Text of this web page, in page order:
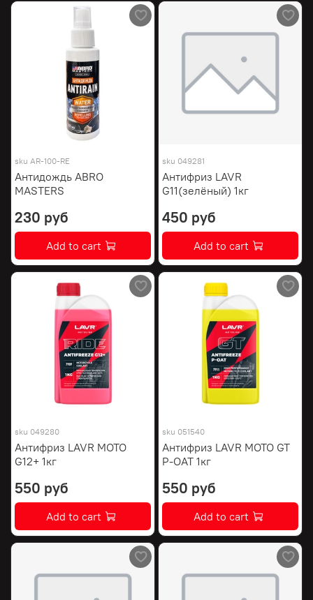
sku AR-100-RE
Антидождь ABRO
MASTERS
230 руб
Add to cart
sku 049281
Антифриз LAVR
G11(зелёный) 1кг
450 руб
Add to cart
sku 049280
Антифриз LAVR MOTO
G12+ 1кг
550 руб
Add to cart
sku 051540
Антифриз LAVR MOTO GT
P-OAT 1кг
550 руб
Add to cart